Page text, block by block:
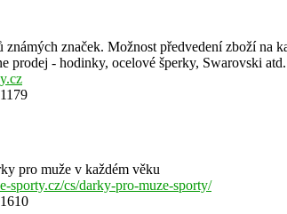
značek. Možnost předvedení zboží na
prodej - hodinky, ocelové šperky, Swarovski
pro muže v každém věku
sporty.cz/cs/darky-pro-muze-sporty/